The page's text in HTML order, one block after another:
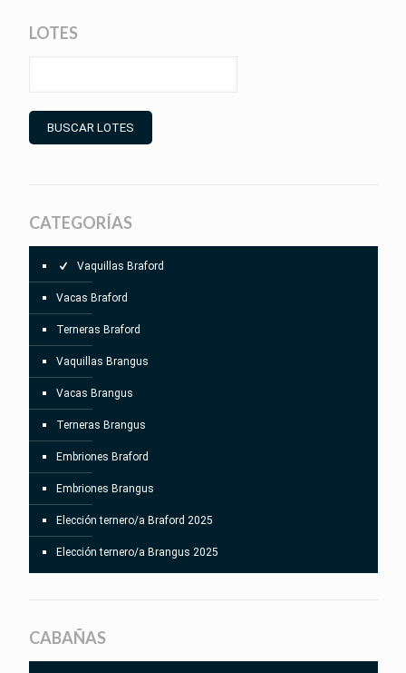
LOTES
BUSCAR LOTES
CATEGORÍAS
Vaquillas Braford
Vacas Braford
Terneras Braford
Vaquillas Brangus
Vacas Brangus
Terneras Brangus
Embriones Braford
Embriones Brangus
Elección ternero/a Braford 2025
Elección ternero/a Brangus 2025
CABAÑAS